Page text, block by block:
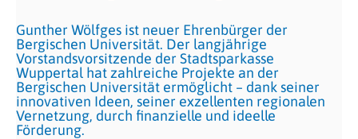
Gunther Wölfges ist neuer Ehrenbürger der
Bergischen Universität. Der langjährige
Vorstandsvorsitzende der Stadtsparkasse
Wuppertal hat zahlreiche Projekte an der
Bergischen Universität ermöglicht – dank seiner
innovativen Ideen, seiner exzellenten regionalen
Vernetzung, durch finanzielle und ideelle
Förderung.